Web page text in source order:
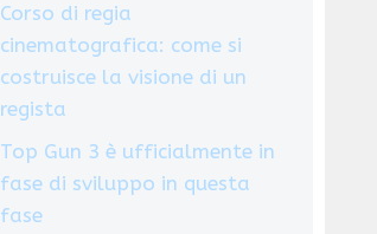
Corso di regia
cinematografica: come si
costruisce la visione di un
regista
Top Gun 3 è ufficialmente in
fase di sviluppo in questa
fase